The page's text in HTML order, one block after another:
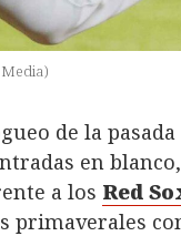
de la
en
a los Red
primaverales